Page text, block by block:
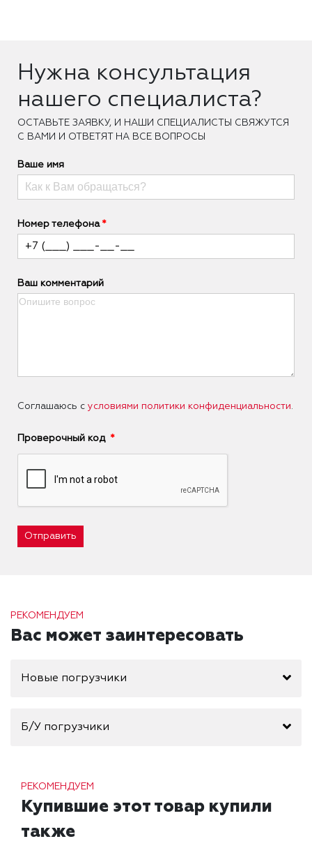
Нужна консультация
нашего специалиста?
ОCТАВЬТЕ ЗАЯВКУ, И НАШИ СПЕЦИАЛИСТЫ СВЯЖУТСЯ
С ВАМИ И ОТВЕТЯТ НА ВСЕ ВОПРОСЫ
Ваше имя
Номер телефона
Ваш комментарий
Соглашаюсь с условиями политики конфиденциальности
Проверочный код
Отправить
РЕКОМЕНДУЕМ
Вас может заинтересовать
Новые погрузчики
Б/У погрузчики
РЕКОМЕНДУЕМ
Купившие этот товар купили
также